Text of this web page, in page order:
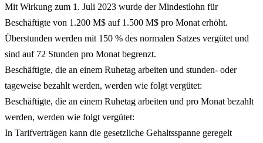
Mit Wirkung zum 1. Juli 2023 wurde der Mindestlohn für
Beschäftigte von 1.200 M$ auf 1.500 M$ pro Monat erhöht.
Überstunden werden mit 150 % des normalen Satzes vergütet und
sind auf 72 Stunden pro Monat begrenzt.
Beschäftigte, die an einem Ruhetag arbeiten und stunden- oder
tageweise bezahlt werden, werden wie folgt vergütet:
Beschäftigte, die an einem Ruhetag arbeiten und pro Monat bezahlt
werden, werden wie folgt vergütet:
In Tarifverträgen kann die gesetzliche Gehaltsspanne geregelt